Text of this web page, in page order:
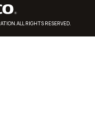
RIGHTS RESERVED.